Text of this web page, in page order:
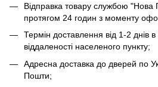
Відправка товару службою "Нова
протягом 24 годин з моменту
Термін доставлення від 1-2 днів в
віддаленості населеного пункту;
Адресна доставка до дверей по
Пошти;